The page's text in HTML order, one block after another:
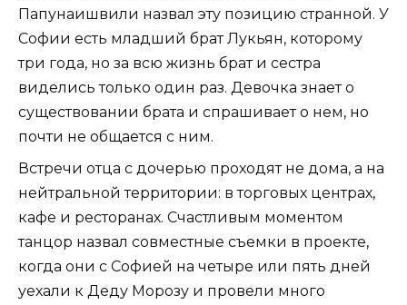
Папунаишвили назвал эту позицию странной. У
Софии есть младший брат Лукьян, которому
три года, но за всю жизнь брат и сестра
виделись только один раз. Девочка знает о
существовании брата и спрашивает о нем, но
почти не общается с ним.
Встречи отца с дочерью проходят не дома, а на
нейтральной территории: в торговых центрах,
кафе и ресторанах. Счастливым моментом
танцор назвал совместные съемки в проекте,
когда они с Софией на четыре или пять дней
уехали к Деду Морозу и провели много